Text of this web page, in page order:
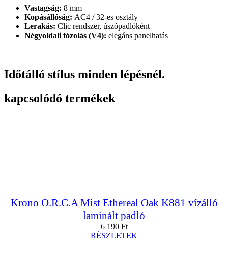
Vastagság: 8 mm
Kopásállóság: AC4 / 32-es osztály
Lerakás: Clic rendszer, úszópadlóként
Négyoldali fózolás (V4): elegáns panelhatás
Időtálló stílus minden lépésnél.
kapcsolódó termékek
Krono O.R.C.A Mist Ethereal Oak K881 vízálló
laminált padló
6 190 Ft
RÉSZLETEK